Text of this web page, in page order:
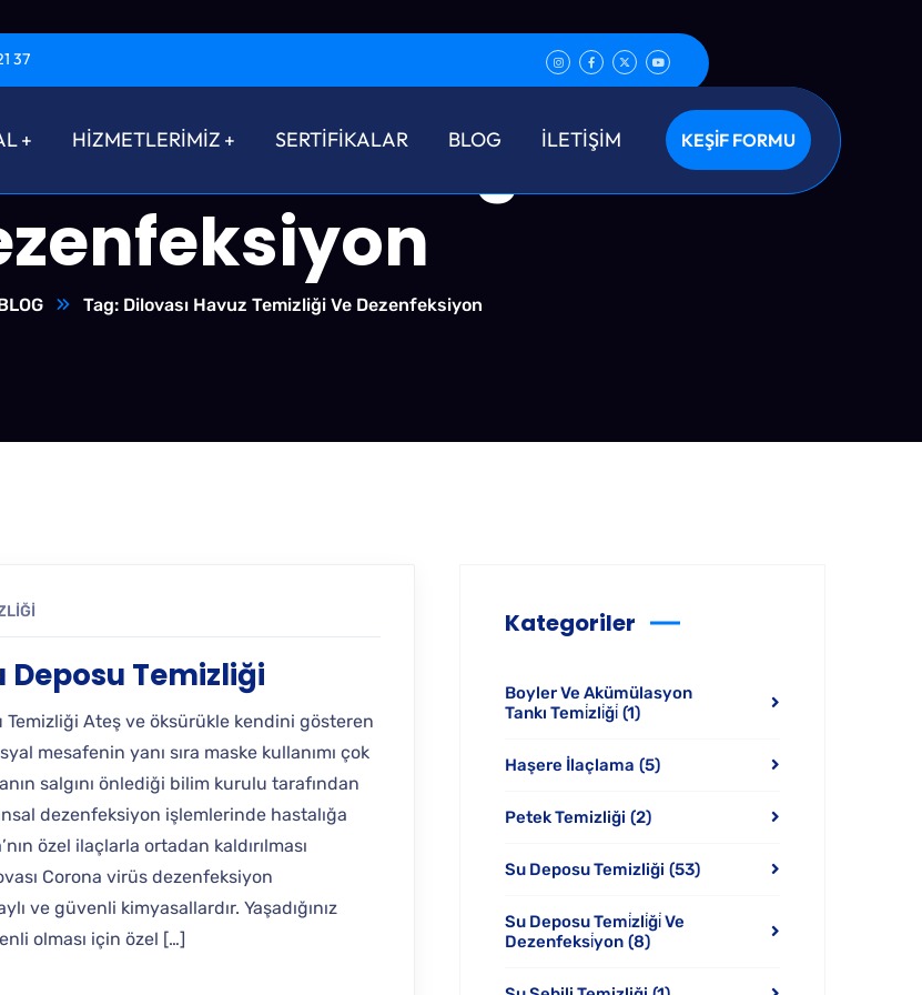
37
HİZMETLERİMİZ SERTİFİKALAR BLOG İLETİŞİM KEŞİF FORMU
Temizliği Ve
Tag: Dilovası Havuz Temizliği Ve Dezenfeksiyon
Deposu Temizliği
Temizliği Ateş ve öksürükle kendini gösteren
mesafenin yanı sıra maske kullanımı çok
salgını önlediği bilim kurulu tarafından
dezenfeksiyon işlemlerinde hastalığa
özel ilaçlarla ortadan kaldırılması
Corona virüs dezenfeksiyon
ve güvenli kimyasallardır. Yaşadığınız
olması için özel […]
Kategoriler
Boyler Ve Akümülasyon
Tankı Temi̇zli̇ği̇ (1)
Haşere İlaçlama (5)
Petek Temizliği (2)
Su Deposu Temizliği (53)
Su Deposu Temi̇zli̇ği̇ Ve
Dezenfeksi̇yon (8)